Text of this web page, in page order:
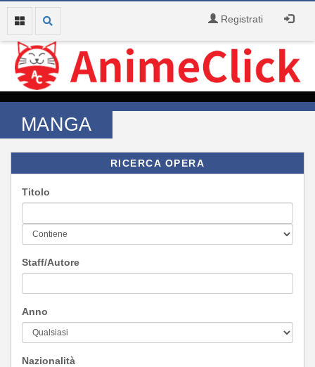
Registrati
MANGA
RICERCA OPERA
Titolo
Staff/Autore
Anno
Nazionalità